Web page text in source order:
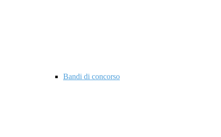
Bandi di concorso